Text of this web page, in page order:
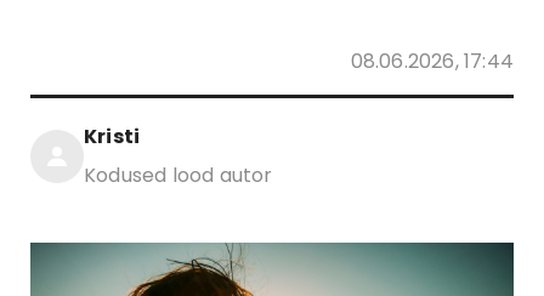
08.06.2026, 17:44
Kristi
Kodused lood autor